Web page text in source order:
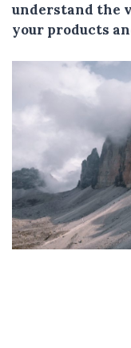
understand the
your products